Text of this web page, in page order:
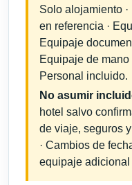
Solo alojamiento
en referencia ·
Equipaje
Equipaje de
Personal incluido.
No asumir
hotel salvo
de viaje, seguros
· Cambios de
equipaje